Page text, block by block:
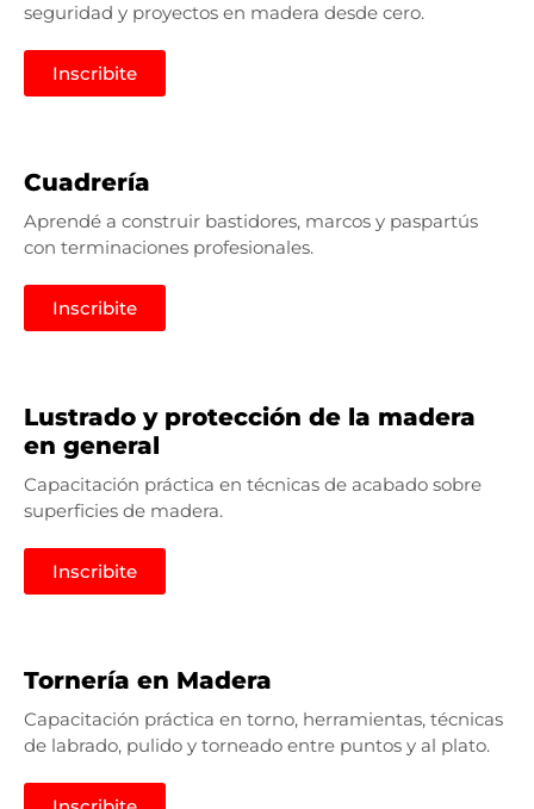
seguridad y proyectos en madera desde cero.
Inscribite
Cuadrería
Aprendé a construir bastidores, marcos y paspartús
con terminaciones profesionales.
Inscribite
Lustrado y protección de la madera
en general
Capacitación práctica en técnicas de acabado sobre
superficies de madera.
Inscribite
Tornería en Madera
Capacitación práctica en torno, herramientas, técnicas
de labrado, pulido y torneado entre puntos y al plato.